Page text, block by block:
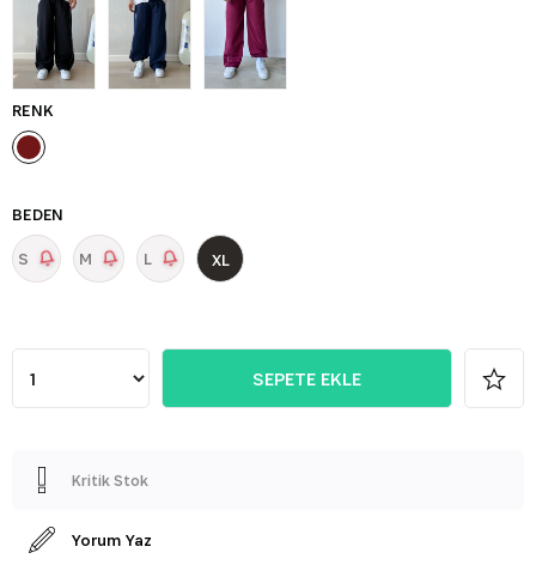
RENK
BEDEN
S M L XL
Kritik Stok
Yorum Yaz